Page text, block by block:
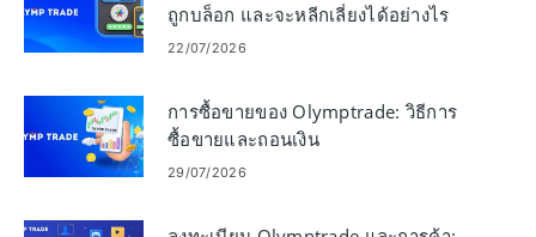
ถูกบล็อก และจะหลีกเลี่ยงได้อย่างไร
22/07/2026
การซื้อขายของ Olymptrade: วิธีการ
ซื้อขายและถอนเงิน
29/07/2026